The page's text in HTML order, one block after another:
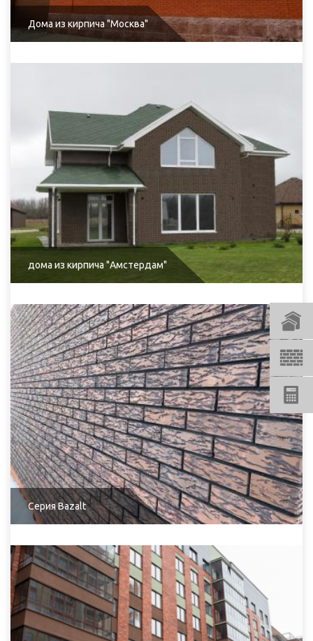
Дома из кирпича "Москва"
дома из кирпича "Амстердам"
Серия Bazalt